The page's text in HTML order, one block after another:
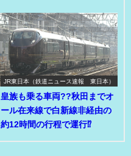
JR東日本（鉄道ニュース速報 東日本）
皇族も乗る車両??秋田までオ
ール在来線で白新線非経由の
約12時間の行程で運行⁉